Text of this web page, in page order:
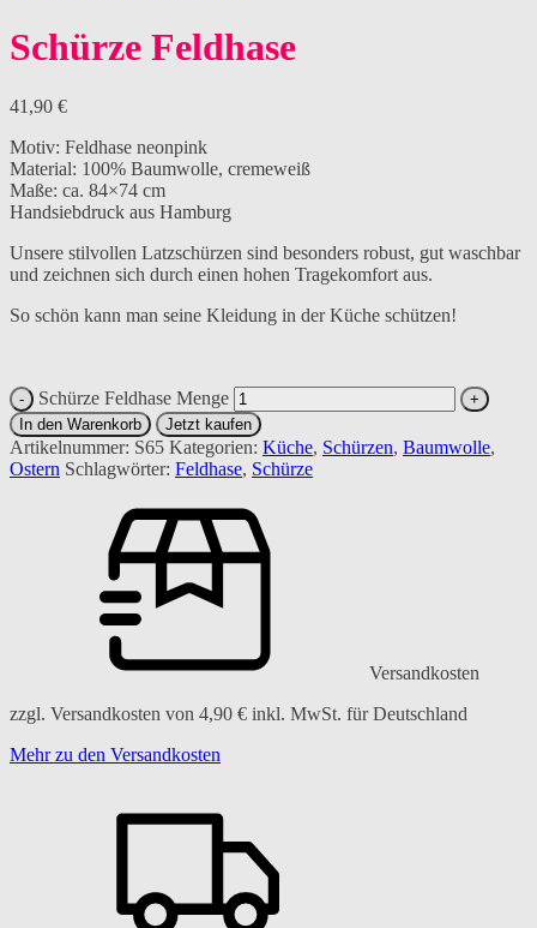
Schürze Feldhase
41,90 €
Motiv: Feldhase neonpink
Material: 100% Baumwolle, cremeweiß
Maße: ca. 84×74 cm
Handsiebdruck aus Hamburg
Unsere stilvollen Latzschürzen sind besonders robust, gut waschbar
und zeichnen sich durch einen hohen Tragekomfort aus.
So schön kann man seine Kleidung in der Küche schützen!
Schürze Feldhase Menge
In den Warenkorb Jetzt kaufen
Artikelnummer: S65 Kategorien: Küche, Schürzen, Baumwolle,
Ostern Schlagwörter: Feldhase, Schürze
Versandkosten
zzgl. Versandkosten von 4,90 € inkl. MwSt. für Deutschland
Mehr zu den Versandkosten